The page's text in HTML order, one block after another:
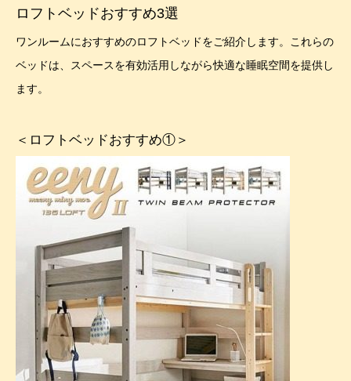
ロフトベッドおすすめ3選
ワンルームにおすすめのロフトベッドをご紹介します。これらの
ベッドは、スペースを有効活用しながら快適な睡眠空間を提供し
ます。
＜ロフトベッドおすすめ①＞